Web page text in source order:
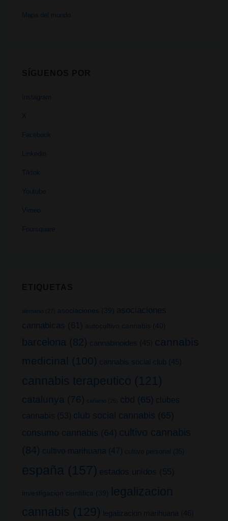
Mapa del mundo
Instagram
X
Facebook
Linkedin
Tiktok
Youtube
Vimeo
Foursquare
alemania (27) asociaciones (39)
asociaciones
cannabicas (61) autocultivo cannabis (40)
barcelona (82) cannabinoides (45) cannabis
medicinal (100) cannabis social club (45)
cannabis terapeutico (121)
catalunya (76) cañamo (26) cbd (65) clubes
cannabis (53) club social cannabis (65)
consumo cannabis (64) cultivo cannabis
(84) cultivo marihuana (47) cultivo personal (35)
españa (157) estados unidos (55)
investigacion cientifica (39)
legalizacion
cannabis (129) legalizacion marihuana (46)